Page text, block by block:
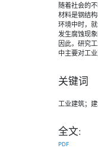
随着社会的
材料是钢结
环境中时，
发生腐蚀现
因此，研究
中主要对工
关键词
工业建筑；
全文:
PDF